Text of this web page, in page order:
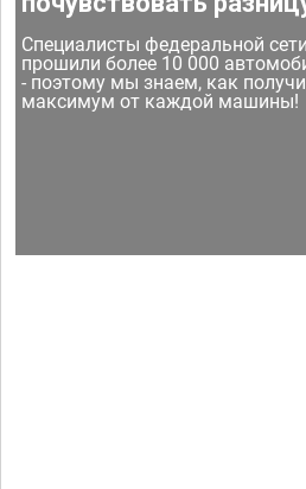
Специалисты федеральной
прошили более 10 000
- поэтому мы знаем, как
максимум от каждой машины!